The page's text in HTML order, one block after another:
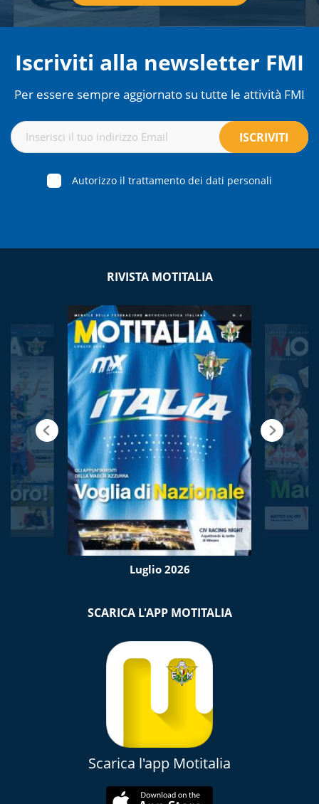
Iscriviti alla newsletter FMI
Per essere sempre aggiornato su tutte le attività FMI
Autorizzo il trattamento dei dati personali
RIVISTA MOTITALIA
Luglio 2026
SCARICA L'APP MOTITALIA
Scarica l'app Motitalia